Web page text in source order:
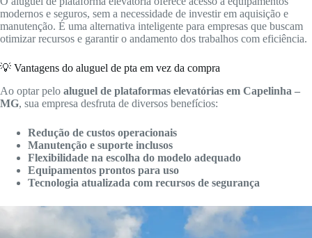
modernos e seguros, sem a necessidade de investir em aquisição e
manutenção. É uma alternativa inteligente para empresas que buscam
otimizar recursos e garantir o andamento dos trabalhos com eficiência.
💡 Vantagens do aluguel de pta em vez da compra
Ao optar pelo aluguel de plataformas elevatórias em Capelinha –
MG, sua empresa desfruta de diversos benefícios:
Redução de custos operacionais
Manutenção e suporte inclusos
Flexibilidade na escolha do modelo adequado
Equipamentos prontos para uso
Tecnologia atualizada com recursos de segurança